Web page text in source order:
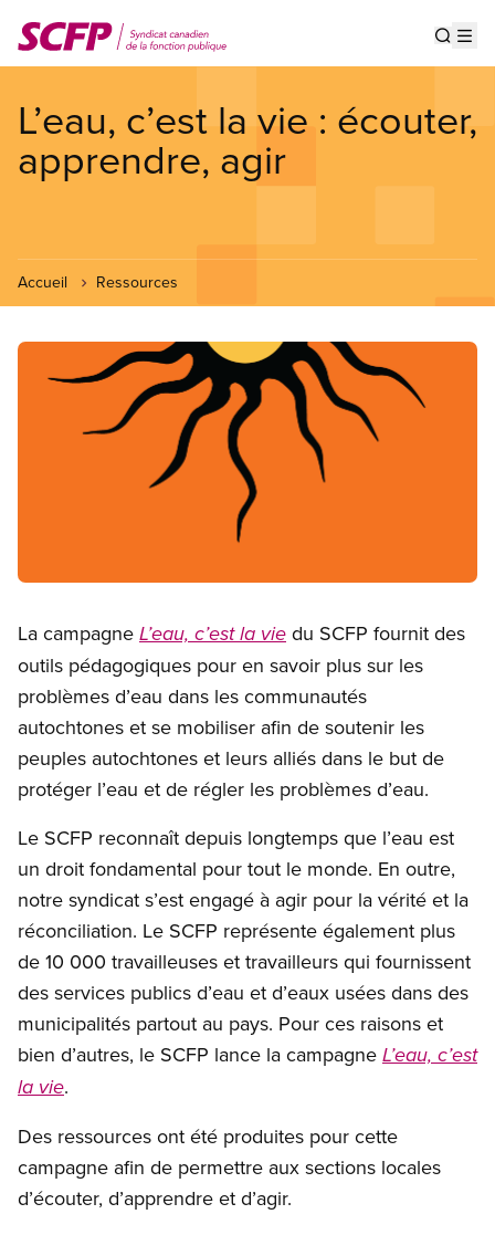
au
contenu
L’eau, c’est la vie : écouter,
apprendre, agir
Accueil Ressources
Image
La campagne L’eau, c’est la vie du SCFP fournit des
outils pédagogiques pour en savoir plus sur les
problèmes d’eau dans les communautés
autochtones et se mobiliser afin de soutenir les
peuples autochtones et leurs alliés dans le but de
protéger l’eau et de régler les problèmes d’eau.
Le SCFP reconnaît depuis longtemps que l’eau est
un droit fondamental pour tout le monde. En outre,
notre syndicat s’est engagé à agir pour la vérité et la
réconciliation. Le SCFP représente également plus
de 10 000 travailleuses et travailleurs qui fournissent
des services publics d’eau et d’eaux usées dans des
municipalités partout au pays. Pour ces raisons et
bien d’autres, le SCFP lance la campagne L’eau, c’est
la vie.
Des ressources ont été produites pour cette
campagne afin de permettre aux sections locales
d’écouter, d’apprendre et d’agir.